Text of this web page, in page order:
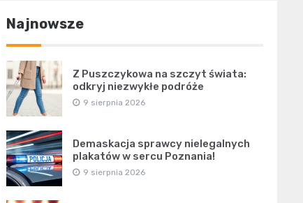
Najnowsze
Z Puszczykowa na szczyt świata:
odkryj niezwykłe podróże
9 sierpnia 2026
Demaskacja sprawcy nielegalnych
plakatów w sercu Poznania!
9 sierpnia 2026